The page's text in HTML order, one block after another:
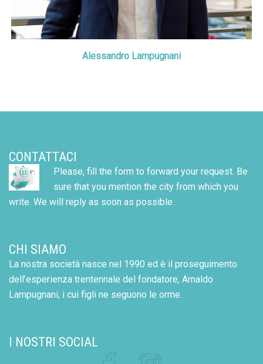
Alessandro Lampugnani
CONTATTACI
Please, fill the form to forward your request. Be
sure that you mention the city from which you
write. We will reply as soon as possible.
CHI SIAMO
La nostra società nasce nel 1990 ed è il proseguimento
dell’esperienza trentennale del fondatore, Arnaldo
Lampugnani, i cui figli ne seguono le orme.
I NOSTRI SOCIAL
Facebook Instagram